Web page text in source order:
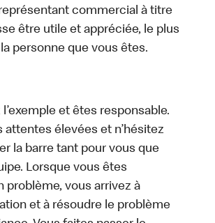
commercial à titre
être utile et appréciée, le plus
personne que vous êtes.
et êtes responsable.
attentes élevées et n’hésitez
la barre tant pour vous que
Lorsque vous êtes
problème, vous arrivez à
et à résoudre le problème